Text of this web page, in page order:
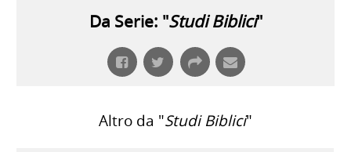
Da Serie: "Studi Biblici"
Altro da "Studi Biblici"